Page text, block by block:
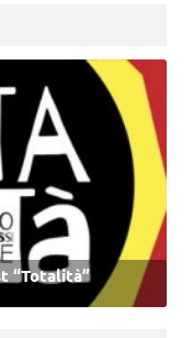
“Totalità”